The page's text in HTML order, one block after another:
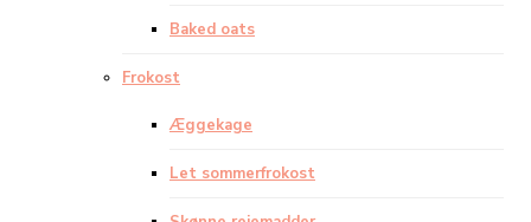
Baked oats
Frokost
Æggekage
Let sommerfrokost